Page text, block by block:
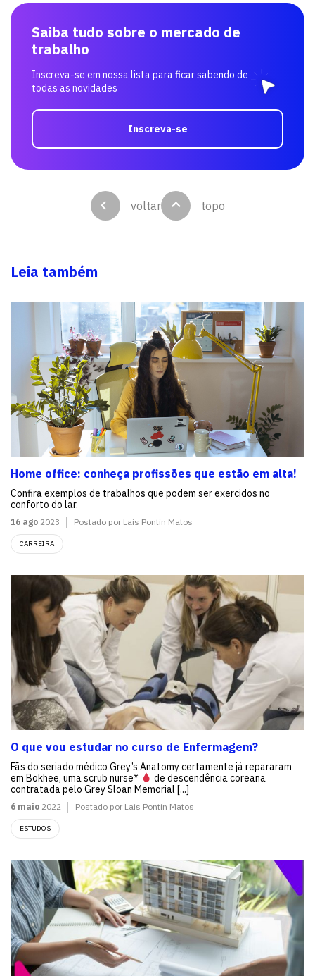
Saiba tudo sobre o mercado de
trabalho
Inscreva-se em nossa lista para ficar sabendo de
todas as novidades
Inscreva-se
voltar topo
Leia também
Home office: conheça profissões que estão em alta!
Confira exemplos de trabalhos que podem ser exercidos no
conforto do lar.
16 ago 2023 Postado por Lais Pontin Matos
CARREIRA
O que vou estudar no curso de Enfermagem?
Fãs do seriado médico Grey’s Anatomy certamente já repararam
em Bokhee, uma scrub nurse*
de descendência coreana
contratada pelo Grey Sloan Memorial [...]
6 maio 2022 Postado por Lais Pontin Matos
ESTUDOS